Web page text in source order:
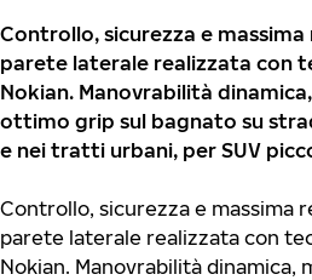
Controllo, sicurezza e
parete laterale realizzata con
Nokian. Manovrabilità
ottimo grip sul bagnato su
e nei tratti urbani, per SUV
Controllo, sicurezza e massima
parete laterale realizzata con
Nokian. Manovrabilità dinamica,